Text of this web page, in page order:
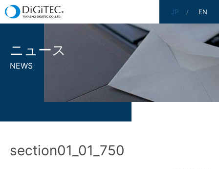
JP EN
ニュース
NEWS
section01_01_750